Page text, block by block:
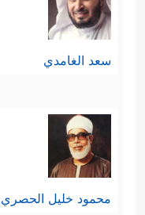
سعد الغامدي
محمود خليل الحصري